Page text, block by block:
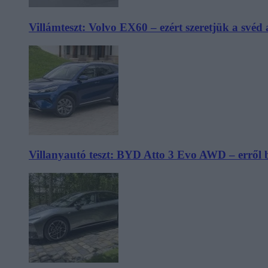
Villámteszt: Volvo EX60 – ezért szeretjük a svéd
Villanyautó teszt: BYD Atto 3 Evo AWD – erről